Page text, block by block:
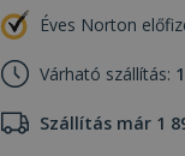
Éves Norton
Várható szállítás:
Szállítás már 1